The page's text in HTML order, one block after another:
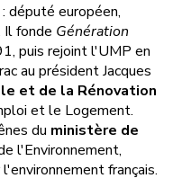
député européen,
Il fonde Génération
puis rejoint l'UMP en
au président Jacques
et de la Rénovation
et le Logement.
du ministère de
l'Environnement,
français.